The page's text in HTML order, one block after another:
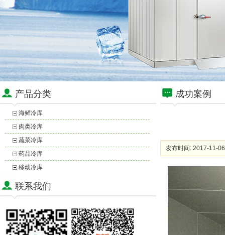
产品分类
海鲜冷库
肉类冷库
蔬菜冷库
药品冷库
移动冷库
联系我们
成功案例
发布时间: 2017-11-